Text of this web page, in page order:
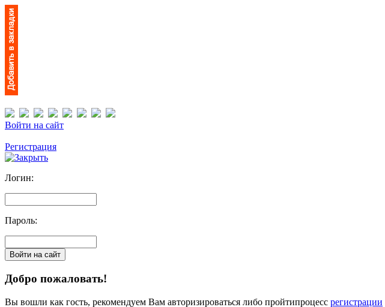
Войти на сайт
Регистрация
Логин:
Пароль:
Добро пожаловать!
Вы вошли как гость, рекомендуем Вам авторизироваться либо пройтипроцесс регистрации